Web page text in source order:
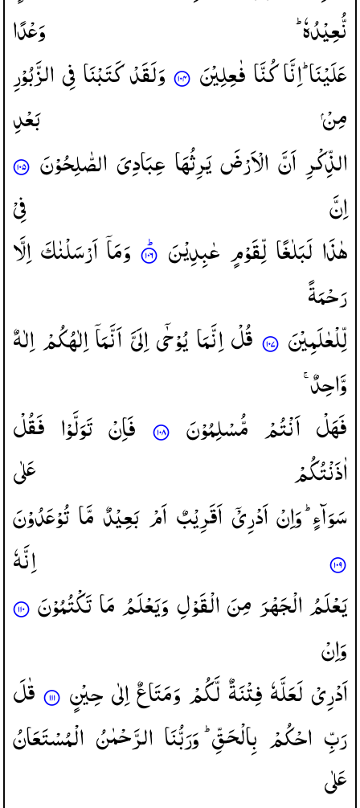
نُّعِیْدُهٗ ؕ
وَعْدًا
عَلَیْنَا ؕاِنَّاكُنَّافٰعِلِیْنَ وَلَقَدْكَتَبْنَافِیالزَّبُوْرِ
مِنْ
بَعْدِ
الذِّكْرِاَنَّ الْاَرْضَیَرِثُهَا عِبَادِیَ الصّٰلِحُوْنَ
اِنَّ
فِیْ
هٰذَا لَبَلٰغًالِّقَوْمٍ عٰبِدِیْنَ وَمَاۤاَرْسَلْنٰكَ اِلَّا
رَحْمَةً
لِّلْعٰلَمِیْنَ
قُلْاِنَّمَایُوْحٰۤیاِلَیَّاَنَّمَاۤاِلٰهُكُمْاِلٰهٌ
وَّاحِدٌ ۚ
فَهَلْ اَنْتُمْ مُّسْلِمُوْنَ فَاِنْ تَوَلَّوْا فَقُلْ
اٰذَنْتُكُمْ
عَلٰی
سَوَآءٍ ؕ وَاِنْاَدْرِیْۤ اَقَرِیْبٌ اَمْبَعِیْدٌ مَّاتُوْعَدُوْنَ
اِنَّهٗ
یَعْلَمُالْجَهْرَمِنَالْقَوْلِوَیَعْلَمُمَاتَكْتُمُوْنَ
وَاِنْ
اَدْرِیْلَعَلَّهٗفِتْنَةٌلَّكُمْوَمَتَاعٌاِلٰیحِیْنٍ
قٰلَ
رَبِّ احْكُمْ بِالْحَقِّ ؕ وَرَبُّنَا الرَّحْمٰنُ الْمُسْتَعَانُ
عَلٰی